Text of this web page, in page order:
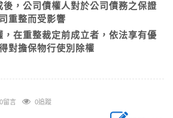
，公司債權人對於公司債務之保證
重整而受影響
在重整裁定前成立者，依法享有優
對擔保物行使別除權
0留言 0追蹤